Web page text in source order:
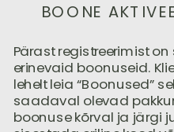
BOONE
Pärast registreerimist
erinevaid boonuseid.
lehelt leia “Boonused”
saadaval olevad
boonuse kõrval ja järgi